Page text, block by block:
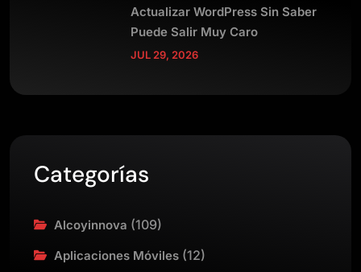
Actualizar WordPress Sin Saber
Puede Salir Muy Caro
JUL 29, 2026
Categorías
Alcoyinnova (109)
Aplicaciones Móviles (12)